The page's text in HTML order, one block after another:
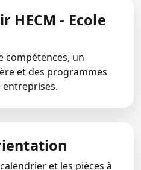
HECM - Ecole
compétences, un
et des programmes
entreprises.
et les pièces à